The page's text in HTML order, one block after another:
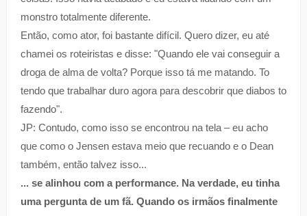
monstro totalmente diferente.
Então, como ator, foi bastante difícil. Quero dizer, eu até
chamei os roteiristas e disse: "Quando ele vai conseguir a
droga de alma de volta? Porque isso tá me matando. To
tendo que trabalhar duro agora para descobrir que diabos to
fazendo".
JP: Contudo, como isso se encontrou na tela – eu acho
que como o Jensen estava meio que recuando e o Dean
também, então talvez isso...
... se alinhou com a performance. Na verdade, eu tinha
uma pergunta de um fã. Quando os irmãos finalmente